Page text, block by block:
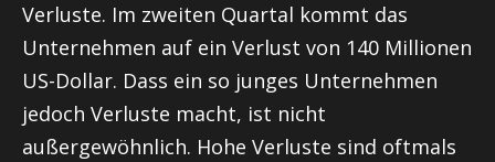
Verluste. Im zweiten Quartal kommt das
Unternehmen auf ein Verlust von 140 Millionen
US-Dollar. Dass ein so junges Unternehmen
jedoch Verluste macht, ist nicht
außergewöhnlich. Hohe Verluste sind oftmals